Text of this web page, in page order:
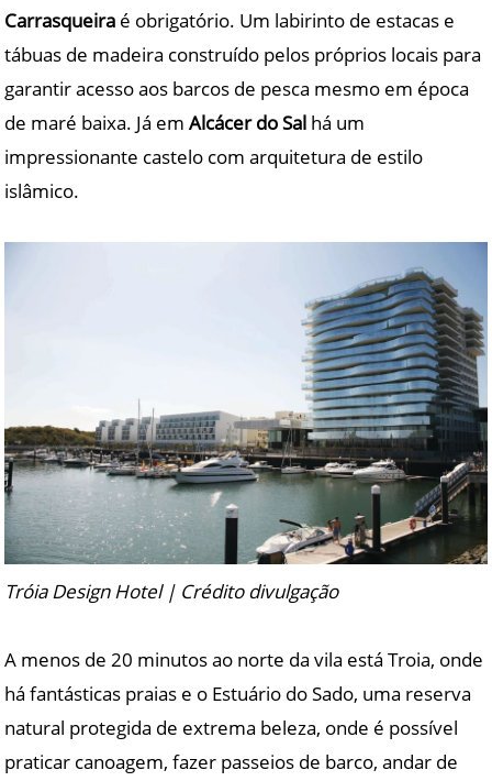
Carrasqueira é obrigatório. Um labirinto de estacas e
tábuas de madeira construído pelos próprios locais para
garantir acesso aos barcos de pesca mesmo em época
de maré baixa. Já emAlcácer do Sal há um
impressionante castelo com arquitetura de estilo
islâmico.
Tróia Design Hotel | Crédito divulgação
A menos de 20 minutos ao norte da vila está Troia, onde
há fantásticas praias e o Estuário do Sado, uma reserva
natural protegida de extrema beleza, onde é possível
praticar canoagem, fazer passeios de barco, andar de